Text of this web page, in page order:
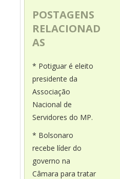
POSTAGENS
RELACIONAD
AS
* Potiguar é eleito
presidente da
Associação
Nacional de
Servidores do MP.
* Bolsonaro
recebe líder do
governo na
Câmara para tratar